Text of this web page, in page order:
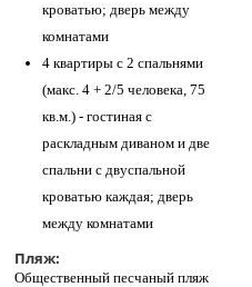
кроватью; дверь между
комнатами
4 квартиры с 2 спальнями
(макс. 4 + 2/5 человека, 75
кв.м.) - гостиная с
раскладным диваном и две
спальни с двуспальной
кроватью каждая; дверь
между комнатами
Пляж:
Общественный песчаный пляж